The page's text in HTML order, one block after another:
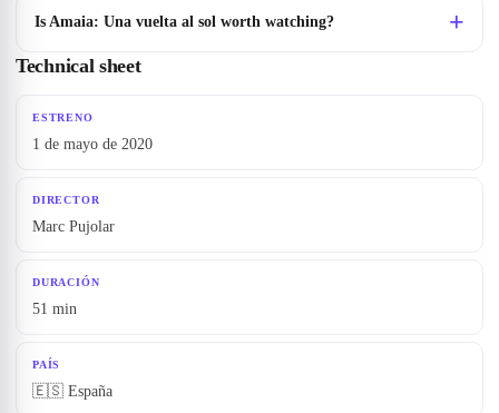
Is Amaia: Una vuelta al sol worth watching?
Technical sheet
ESTRENO
1 de mayo de 2020
DIRECTOR
Marc Pujolar
DURACIÓN
51 min
PAÍS
🇪🇸 España